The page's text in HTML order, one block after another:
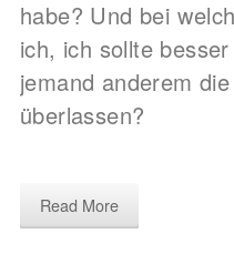
habe? Und bei
ich, ich sollte
jemand anderem
überlassen?
Read More